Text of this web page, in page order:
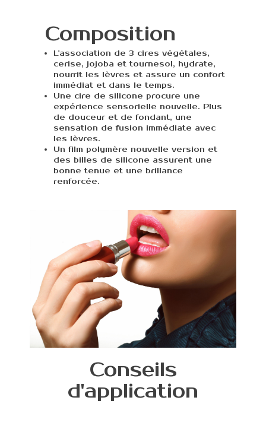
Composition
L'association de 3 cires végétales,
cerise, jojoba et tournesol, hydrate,
nourrit les lèvres et assure un confort
immédiat et dans le temps.
Une cire de silicone procure une
expérience sensorielle nouvelle. Plus
de douceur et de fondant, une
sensation de fusion immédiate avec
les lèvres.
Un film polymère nouvelle version et
des billes de silicone assurent une
bonne tenue et une brillance
renforcée.
Conseils
d'application